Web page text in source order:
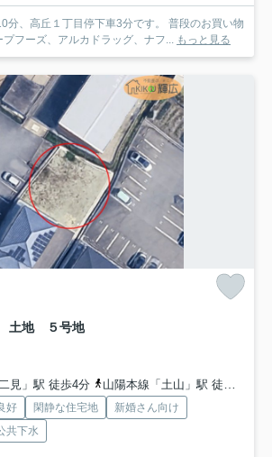
分、高丘１丁目停下車3分です。 普段のお買い物
フーズ、アルカドラッグ、ナフ...
もっと見る
土地 ５号地
見」駅 徒歩4分
山陽本線「土山」駅 徒歩25分
好 閑静な住宅地
新婚さん向け
共下水